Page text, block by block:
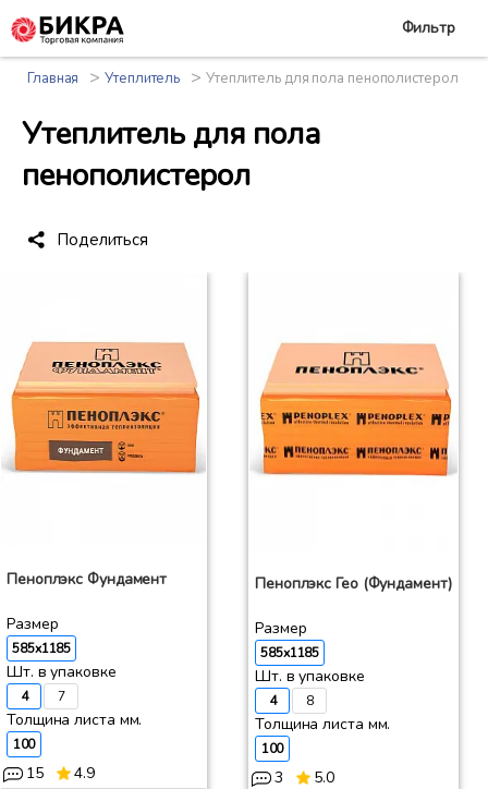
Главная >Утеплитель > Утеплитель для пола пенополистерол
Утеплитель для пола
пенополистерол
Поделиться
Фильтр
Пеноплэкс Фундамент
Размер
585x1185
Шт. в упаковке
4 7
Толщина листа мм.
100
15 4.9
Пеноплэкс Гео (Фундамент)
Размер
585x1185
Шт. в упаковке
4 8
Толщина листа мм.
100
3 5.0